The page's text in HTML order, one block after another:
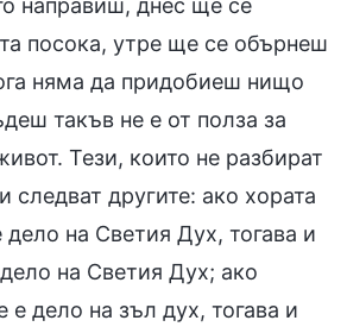
посока, утре ще се обърнеш
няма да придобиеш нищо
такъв не е от полза за
Тези, които не разбират
следват другите: ако хората
дело на Светия Дух, тогава и
на Светия Дух; ако
е дело на зъл дух, тогава и